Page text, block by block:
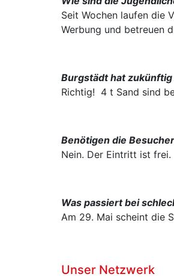
Seit Wochen laufen die
Werbung und betreuen
Burgstädt hat
Richtig! 4 t Sand sind
Benötigen die
Nein. Der Eintritt ist frei.
Was passiert bei
Am 29. Mai scheint die
Unser Netzwerk